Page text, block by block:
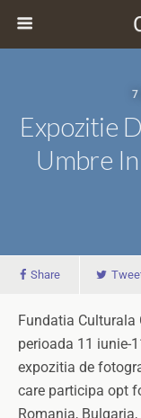
7
Expozitie
Umbre
Share
Fundatia Culturala
perioada 11 iunie-
expozitia de
care participa opt
Romania,